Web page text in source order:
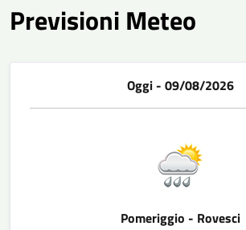
Previsioni Meteo
Oggi - 09/08/2026
Pomeriggio - Rovesci